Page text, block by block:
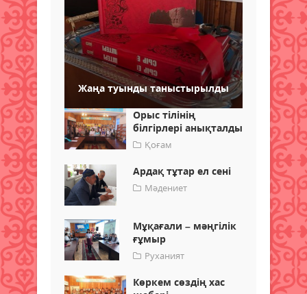
Жаңа туынды таныстырылды
Орыс тілінің
білгірлері анықталды
Қоғам
Ардақ тұтар ел сені
Мәдениет
Мұқағали – мәңгілік
ғұмыр
Руханият
Көркем сөздің хас